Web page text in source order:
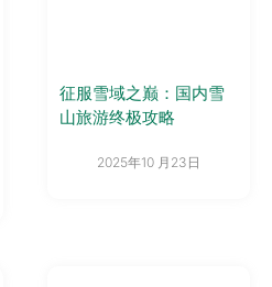
征服雪域之巅：国内雪
山旅游终极攻略
2025年10 月23日